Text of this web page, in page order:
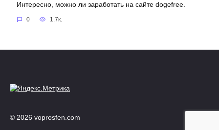
Интересно, можно ли заработать на сайте dogefree.
0 1.7к.
© 2026 voprosfen.com